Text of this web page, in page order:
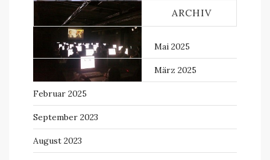
ARCHIV
Mai 2025
März 2025
Februar 2025
September 2023
August 2023